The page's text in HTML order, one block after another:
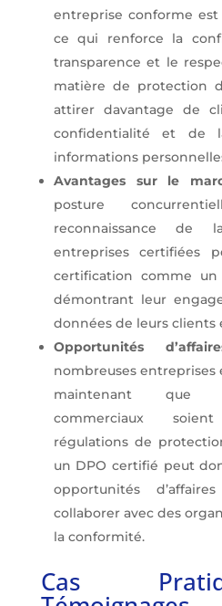
entreprise conforme
ce qui renforce la
transparence et le
matière de protection
attirer davantage de
confidentialité et de
informations
Avantages sur le
posture
reconnaissance de
entreprises certifiées
certification comme
démontrant leur
données de leurs clients
Opportunités
nombreuses
maintenant que
commerciaux
régulations de
un DPO certifié peut
opportunités
collaborer avec des
la conformité.
Cas